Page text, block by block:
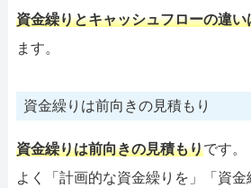
資金繰りとキャッシュフローの違い
ます。
資金繰りは前向きの見積もり
資金繰りは前向きの見積もりです。
よく「計画的な資金繰りを」「資金